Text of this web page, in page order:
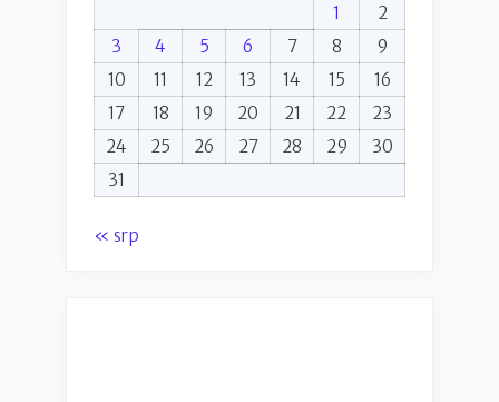
1
2
3
4 5 6 7 8
9
10
11 12 13 14 15
16
17
18 19 20 21 22
23
24
25 26 27 28 29
30
31
« srp